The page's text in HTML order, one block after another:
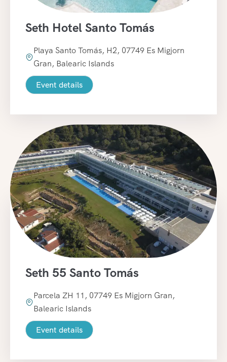
Seth Hotel Santo Tomás
Playa Santo Tomás, H2, 07749 Es Migjorn
Gran, Balearic Islands
Event details
Seth 55 Santo Tomás
Parcela ZH 11, 07749 Es Migjorn Gran,
Balearic Islands
Event details